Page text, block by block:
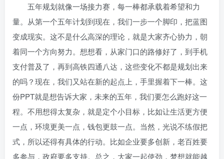
五年规划就像一场接力赛，每一棒都承载着希望和力
量。从第一个五年计划到现在，我们一步一个脚印，把蓝图
变成现实。这不是什么高深的理论，就是大家齐心协力，朝
着同一个方向努力。想想看，从家门口的路修好了，到手机
支付普及了，再到高铁四通八达，这些变化不都是规划出来
的吗？现在，我们又站在新的起点上，手里握着下一棒。这
份PPT就是想告诉大家，未来的五年，我们要怎么跑好这一
程。不用想得太复杂，就是定个小目标，比如让生活更方便
一点，环境更美一点，钱包更鼓一点。当然，光说不练假把
式，所以还得有具体的行动。比如企业要多创新，老百姓要
多参与，政府要多支持。总之，大家一起使劲，梦想就能越